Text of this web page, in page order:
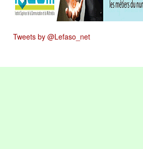
Tweets by @Lefaso_net